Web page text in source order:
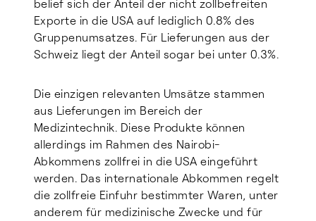
belief sich der Anteil der nicht zollbefreiten
Exporte in die USA auf lediglich 0.8% des
Gruppenumsatzes. Für Lieferungen aus der
Schweiz liegt der Anteil sogar bei unter 0.3%.
Die einzigen relevanten Umsätze stammen
aus Lieferungen im Bereich der
Medizintechnik. Diese Produkte können
allerdings im Rahmen des Nairobi-
Abkommens zollfrei in die USA eingeführt
werden. Das internationale Abkommen regelt
die zollfreie Einfuhr bestimmter Waren, unter
anderem für medizinische Zwecke und für